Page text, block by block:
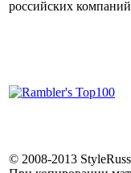
российских
© 2008-2013